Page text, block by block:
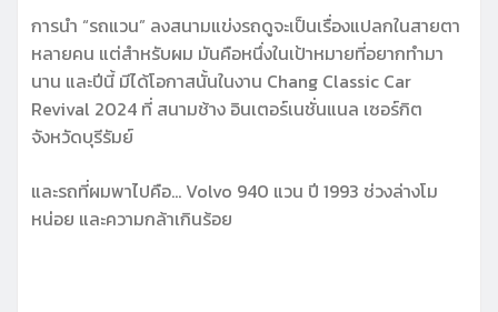
การนำ “รถแวน” ลงสนามแข่งรถดูจะเป็นเรื่องแปลกในสายตา
หลายคน แต่สำหรับผม มันคือหนึ่งในเป้าหมายที่อยากทำมา
นาน และปีนี้ มีได้โอกาสนั้นในงาน Chang Classic Car
Revival 2024 ที่ สนามช้าง อินเตอร์เนชั่นแนล เซอร์กิต
จังหวัดบุรีรัมย์
และรถที่ผมพาไปคือ… Volvo 940 แวน ปี 1993 ช่วงล่างโม
หน่อย และความกล้าเกินร้อย